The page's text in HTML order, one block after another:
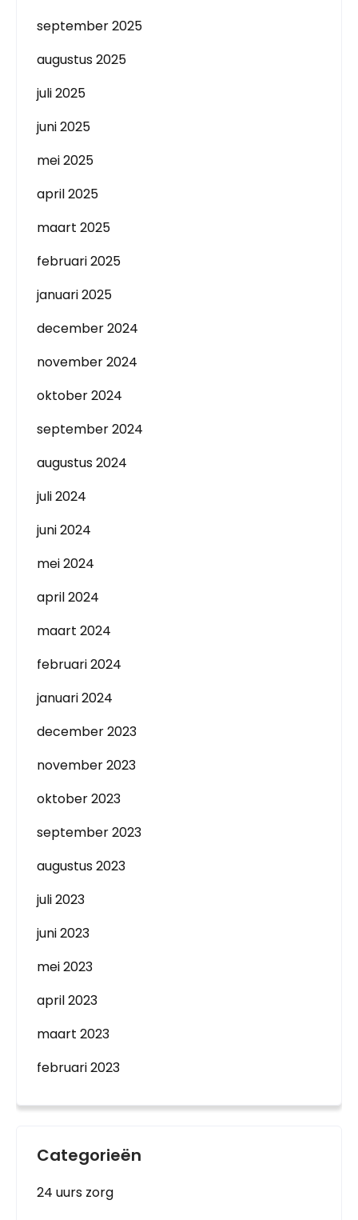
september 2025
augustus 2025
juli 2025
juni 2025
mei 2025
april 2025
maart 2025
februari 2025
januari 2025
december 2024
november 2024
oktober 2024
september 2024
augustus 2024
juli 2024
juni 2024
mei 2024
april 2024
maart 2024
februari 2024
januari 2024
december 2023
november 2023
oktober 2023
september 2023
augustus 2023
juli 2023
juni 2023
mei 2023
april 2023
maart 2023
februari 2023
Categorieën
24 uurs zorg